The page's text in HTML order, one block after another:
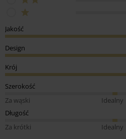
Jakość
Design
Krój
Szerokość
Za wąski
Idealny
Długość
Za krótki
Idealny